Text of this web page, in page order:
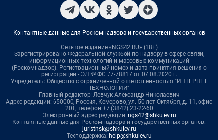
Контактные данные для Роскомнадзора и государственных органов
Сетевое издание «NGS42.RU» (18+)
Зарегистрировано Федеральной службой по надзору в сфере связи,
информационных технологий и массовых коммуникаций
(Роскомнадзор). Регистрационный номер и дата принятия решения о
регистрации - ЭЛ № ФС 77-78817 от 07.08.2020 г.
Учредитель: Общество с ограниченной ответственностью "ИНТЕРНЕТ
ТЕХНОЛОГИИ"
Главный редактор: Левчук Александр Николаевич
Адрес редакции: 650000, Россия, Кемерово, ул. 50 лет Октября, д. 11, офис
201, телефон +7 (3842) 23-22-60
Электронный адрес редакции: ngs42@shkulev.ru
Контактные данные для Роскомнадзора и государственных органов:
juristnsk@shkulev.ru
Техподдержка: help@shkulev.ru